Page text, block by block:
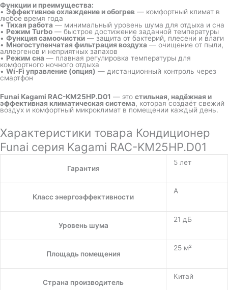
Функции и преимущества:
• Эффективное охлаждение и обогрев — комфортный климат в
любое время года
• Тихая работа — минимальный уровень шума для отдыха и сна
• Режим Turbo — быстрое достижение заданной температуры
• Функция самоочистки — защита от бактерий, плесени и влаги
• Многоступенчатая фильтрация воздуха — очищение от пыли,
аллергенов и неприятных запахов
• Режим сна — плавная регулировка температуры для
комфортного ночного отдыха
• Wi-Fi управление (опция) — дистанционный контроль через
смартфон
Funai Kagami RAC-KM25HP.D01 — это стильная, надёжная и
эффективная климатическая система, которая создаёт свежий
воздух и комфортный микроклимат в помещении каждый день.
Характеристики товара Кондиционер
Funai серия Kagami RAC-KM25HP.D01
Гарантия
5 лет
Класс энергоэффективности
A
Уровень шума
21 дБ
Площадь помещения
25 м²
Страна производитель
Китай